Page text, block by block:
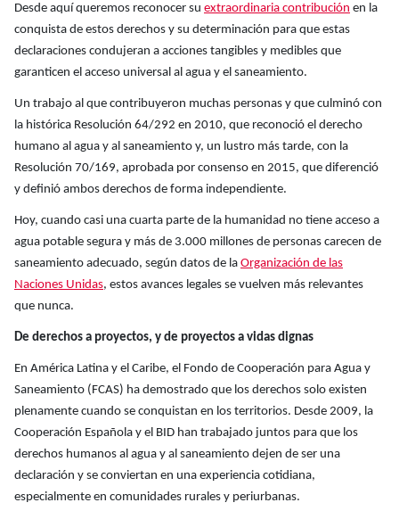
Desde aquí queremos reconocer su extraordinaria contribución en la
conquista de estos derechos y su determinación para que estas
declaraciones condujeran a acciones tangibles y medibles que
garanticen el acceso universal al agua y el saneamiento.
Un trabajo al que contribuyeron muchas personas y que culminó con
la histórica Resolución 64/292 en 2010, que reconoció el derecho
humano al agua y al saneamiento y, un lustro más tarde, con la
Resolución 70/169, aprobada por consenso en 2015, que diferenció
y definió ambos derechos de forma independiente.
Hoy, cuando casi una cuarta parte de la humanidad no tiene acceso a
agua potable segura y más de 3.000 millones de personas carecen de
saneamiento adecuado, según datos de la Organización de las
Naciones Unidas, estos avances legales se vuelven más relevantes
que nunca.
De derechos a proyectos, y de proyectos a vidas dignas
En América Latina y el Caribe, el Fondo de Cooperación para Agua y
Saneamiento (FCAS) ha demostrado que los derechos solo existen
plenamente cuando se conquistan en los territorios. Desde 2009, la
Cooperación Española y el BID han trabajado juntos para que los
derechos humanos al agua y al saneamiento dejen de ser una
declaración y se conviertan en una experiencia cotidiana,
especialmente en comunidades rurales y periurbanas.